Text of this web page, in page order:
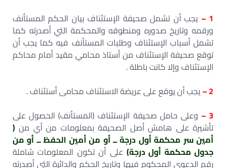
1 –
يجب أن تشمل صحيفة الإستئناف بيان الحكم المستأنف
ورقمه وتاريخ صدوره ومنطوقه والمحكمة التي أصدرته كما
تشمل أسباب الإستئناف وطلبات المستأنف فيه كما يجب أن
توقع صحيفة الإستئناف من أستاذ محامي مقيد أمام محاكم
الإستئناف وإلا كانت باطلة .
2 – يجب أن يوقع على عريضة الاستئناف محامى أستئناف .
3 –
وعلى حامل صحيفة الإستئناف (المستأنف) الحصول على
تأشيرة على هامش أصل الصحيفة بمعلومات من أي من (
أمين سر محكمة أول درجة ــ أو من أمين الحفظ ــ أو من
جدول محكمة أول درجة) على أن تكون المعلومات شاملة
رقم الدعوى المحكوم فيها وتاريخ الحكم والدائرة التي أصدرته